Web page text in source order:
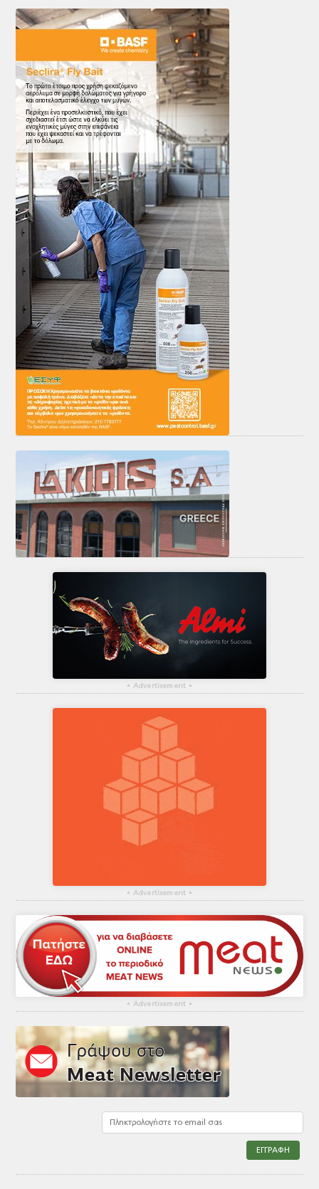
▴ Advertisement ▴
▴ Advertisement ▴
▴ Advertisement ▴